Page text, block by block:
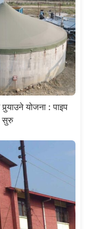
योजना : पाइप
सुरु